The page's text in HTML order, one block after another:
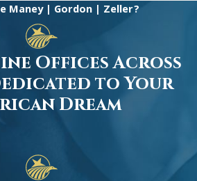
Maney | Gordon | Zeller?
Offices Across
to Your
Dream